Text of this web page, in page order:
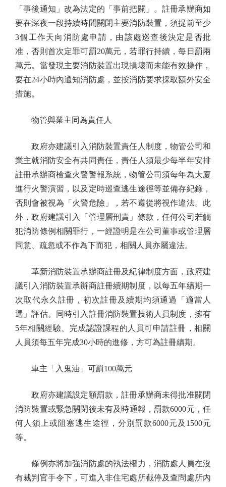
「事後通知」改為法定的「事前把關」。註冊承辦商如
要在深夜一段持續時間關閉主要消防裝置，須提前至少
3個工作天向消防處申請，由該處巡查後決定是否批
准，否則首次定罪可罰20萬元，若罪行持續，每日罰兩
萬元。當發現主要消防裝置出現損壞而未能有效操作，
要在24小時內通知消防處，並按消防要求採取額外安全
措施。
物管與業主同為責任人
政府亦建議引入消防裝置責任人制度，物管公司和
業主就消防安全有共同責任，責任人須最少每半年安排
註冊承辦商檢查火警警報系統，物管公司須每年為大廈
進行火警演習，以及定時巡查逃生途徑等並備存紀錄，
否則會被視為「火警危險」，若不遵從將視作違法。此
外，政府建議引入「管理層刑責」條款，任何公司若觸
犯消防條例相關罪行，一經證明是在公司董事或管理層
同意、疏忽或不作為下而犯，相關人員亦屬違法。
革新消防裝置承辦商註冊及紀律制度方面，政府建
議引入消防裝置承辦商註冊續期制度，以每五年續期一
次取代永久註冊，初次註冊及續期均須通過「適當人
選」評估。同時引入註冊消防裝置技術人員制度，擁有
5年相關經驗、完成認證課程的人員可申請註冊，相關
人員須每五年完成30小時的進修，方可為註冊續期。
車主「入鬼油」可罰100萬元
政府亦建議設定額罰款，註冊承辦商未得批准關閉
消防裝置或緊急關閉後未有及時通報，罰款6000元，任
何人鎖上或阻塞逃生途徑，分別罰款6000元及1500元
等。
條例亦將加強消防處的執法權力，消防處人員在沒
有裁判官手令下，可進入非住宅處所截停及查問處所內